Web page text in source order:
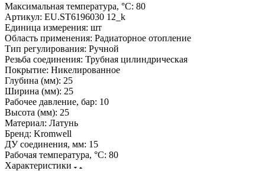
Максимальная температура, °С: 80
Артикул: EU.ST6196030 12_k
Единица измерения: шт
Область применения: Радиаторное отопление
Тип регулирования: Ручной
Резьба соединения: Трубная цилиндрическая
Покрытие: Никелированное
Глубина (мм): 25
Ширина (мм): 25
Рабочее давление, бар: 10
Высота (мм): 25
Материал: Латунь
Бренд: Kromwell
ДУ соединения, мм: 15
Рабочая температура, °С: 80
Характеристики